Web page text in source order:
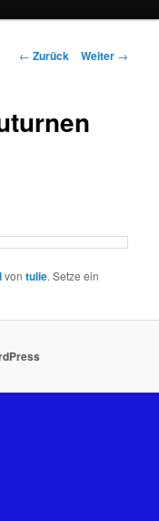
Beitrags-
← Zurück Weiter →
vontulie. Setze ein